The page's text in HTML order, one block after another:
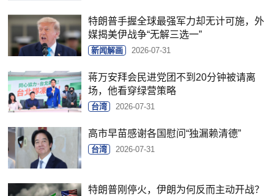
特朗普手握全球最强军力却无计可施，外
媒揭美伊战争“无解三选一”
新闻解画 2026-07-31
蒋万安拜会民进党团不到20分钟被请离
场，他看穿绿营策略
台湾 2026-07-31
高市早苗感谢各国慰问“独漏赖清德”
台湾 2026-07-31
特朗普刚停火，伊朗为何反而主动开战？